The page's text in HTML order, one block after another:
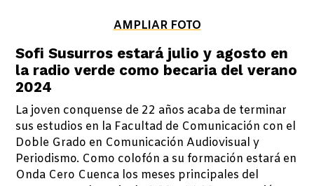
AMPLIAR FOTO
Sofi Susurros estará julio y agosto en
la radio verde como becaria del verano
2024
La joven conquense de 22 años acaba de terminar
sus estudios en la Facultad de Comunicación con el
Doble Grado en Comunicación Audiovisual y
Periodismo. Como colofón a su formación estará en
Onda Cero Cuenca los meses principales del